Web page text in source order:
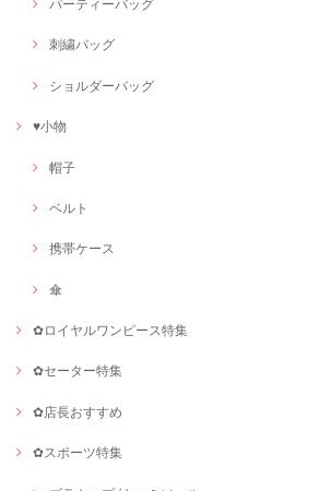
パーティーバッグ
刺繍バッグ
ショルダーバッグ
♥小物
帽子
ベルト
携帯ケース
傘
✿ロイヤルワンピース特集
✿セーター特集
✿店長おすすめ
✿スポーツ特集